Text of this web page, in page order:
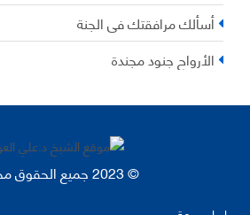
أسألك مرافقتك في الجنة
الأرواح جنود مجندة
© 2023 جميع الحقوق محفوظة